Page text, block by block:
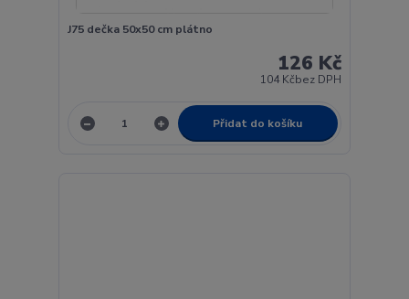
J75 dečka 50x50 cm plátno
126 Kč
104 Kčbez DPH
Přidat do košíku